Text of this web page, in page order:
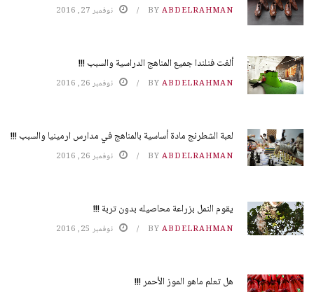
BY ABDELRAHMAN نوفمبر 27, 2016
ألغت فنلندا جميع المناهج الدراسية والسبب !!!
BY ABDELRAHMAN نوفمبر 26, 2016
لعبة الشطرنج مادة أساسية بالمناهج في مدارس ارمينيا والسبب !!!
BY ABDELRAHMAN نوفمبر 26, 2016
يقوم النمل بزراعة محاصيله بدون تربة !!!
BY ABDELRAHMAN نوفمبر 25, 2016
هل تعلم ماهو الموز الأحمر !!!